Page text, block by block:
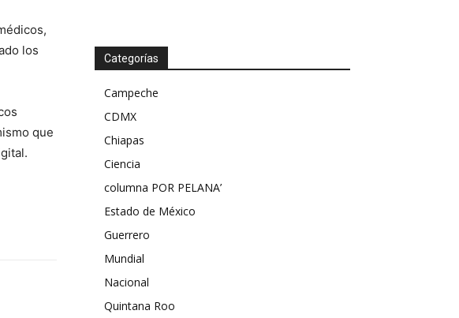
los
que
Categorías
Campeche
CDMX
Chiapas
Ciencia
columna POR PELANA’
Estado de México
Guerrero
Mundial
Nacional
Quintana Roo